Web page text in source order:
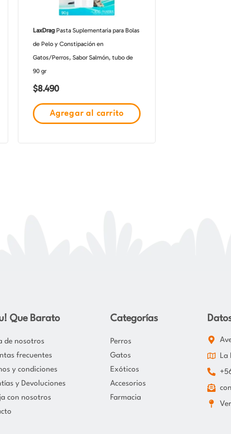
LaxDragPasta Suplementaria para Bolas
de Pelo y Constipación en
Gatos/Perros, Sabor Salmón, tubo de
90 gr
$8.490
Agregar al carrito
Que Barato
de nosotros
frecuentes
y condiciones
y Devoluciones
con nosotros
Categorías
Perros
Gatos
Exóticos
Accesorios
Farmacia
La